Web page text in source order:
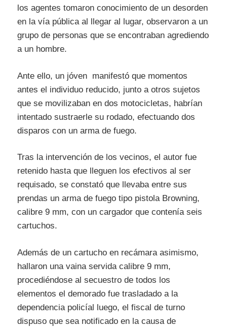
los agentes tomaron conocimiento de un desorden
en la vía pública al llegar al lugar, observaron a un
grupo de personas que se encontraban agrediendo
a un hombre.
Ante ello, un jóven manifestó que momentos
antes el individuo reducido, junto a otros sujetos
que se movilizaban en dos motocicletas, habrían
intentado sustraerle su rodado, efectuando dos
disparos con un arma de fuego.
Tras la intervención de los vecinos, el autor fue
retenido hasta que lleguen los efectivos al ser
requisado, se constató que llevaba entre sus
prendas un arma de fuego tipo pistola Browning,
calibre 9 mm, con un cargador que contenía seis
cartuchos.
Además de un cartucho en recámara asimismo,
hallaron una vaina servida calibre 9 mm,
procediéndose al secuestro de todos los
elementos el demorado fue trasladado a la
dependencia policíal luego, el fiscal de turno
dispuso que sea notificado en la causa de